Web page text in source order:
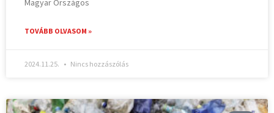
TOVÁBB OLVASOM »
2024.11.25. Nincs hozzászólás